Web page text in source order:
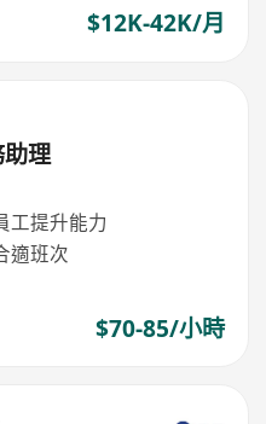
$12K-42K/月
理
工提升能力
適班次
$70-85/小時